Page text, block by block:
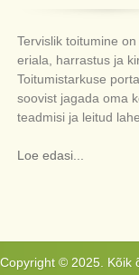
Tervislik toitumine on
eriala, harrastus ja
Toitumistarkuse
soovist jagada oma
teadmisi ja leitud
Loe edasi...
Copyright © 2025. Kõik